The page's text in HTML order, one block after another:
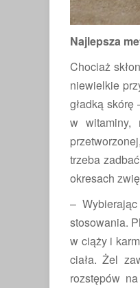
Najlepsza
Chociaż
niewielkie
gładką
w witaminy,
trzeba
okresach
–
stosowania.
w ciąży i
ciała. Żel
rozstępów